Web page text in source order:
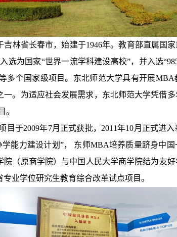
吉林省长春市，始建于1946年。教育部直属国
选为国家“世界一流学科建设高校”，并入选
多个国家级项目。东北师范大学具有开展
一。为适应社会发展需求，东北师范大学凭借
。
目于2009年7月正式获批，2011年10月正式进
能力建设计划”， 东师MBA培养质量跻身中国
院（原商学院）与中国人民大学商学院结为友
业学位研究生教育综合改革试点项目。